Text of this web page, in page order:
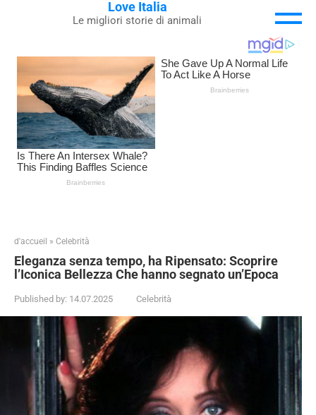
Love Italia
Le migliori storie di animali
d'accueil » Celebrità
Eleganza senza tempo, ha Ripensato: Scoprire
l’Iconica Bellezza Che hanno segnato un’Epoca
Published by: 14.07.2025 Celebrità